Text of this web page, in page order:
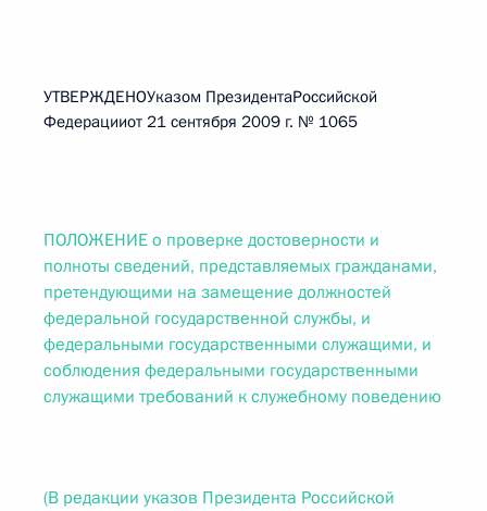
УТВЕРЖДЕНОУказом ПрезидентаРоссийской
Федерацииот 21 сентября 2009 г. № 1065
ПОЛОЖЕНИЕ о проверке достоверности и
полноты сведений, представляемых гражданами,
претендующими на замещение должностей
федеральной государственной службы, и
федеральными государственными служащими, и
соблюдения федеральными государственными
служащими требований к служебному поведению
(В редакции указов Президента Российской